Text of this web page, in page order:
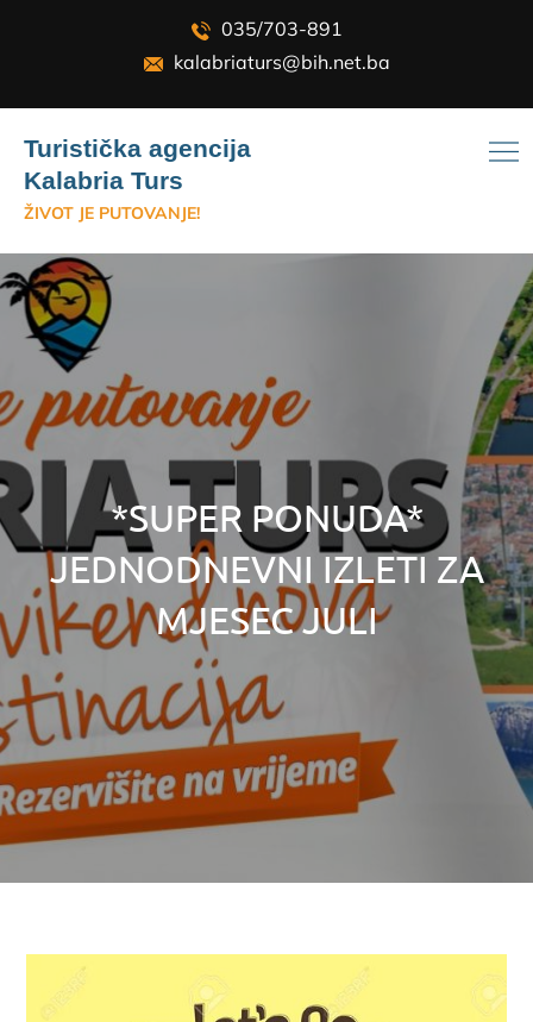
035/703-891
kalabriaturs@bih.net.ba
Turistička agencija
Kalabria Turs
ŽIVOT JE PUTOVANJE!
*SUPER PONUDA*
JEDNODNEVNI IZLETI ZA
MJESEC JULI